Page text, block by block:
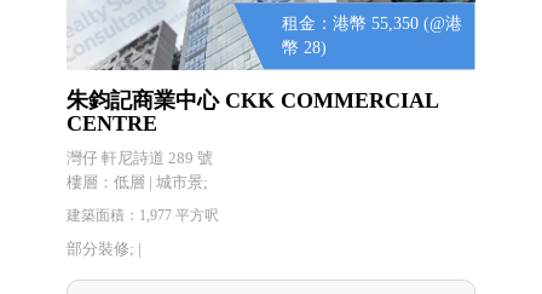
租金：港幣 55,350 (@港
幣 28)
朱鈞記商業中心 CKK COMMERCIAL
CENTRE
灣仔 軒尼詩道 289 號
樓層：低層 | 城市景;
建築面積：1,977 平方呎
部分裝修; |